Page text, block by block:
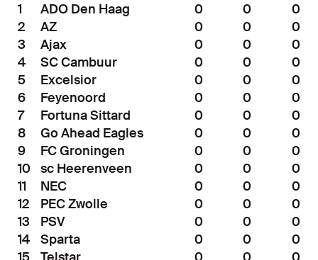
1
ADO Den Haag 0 0
0
2
AZ 0 0
0
3
Ajax 0 0
0
4
SC Cambuur 0 0
0
5
Excelsior 0 0
0
6
Feyenoord 0 0
0
7
Fortuna Sittard 0 0
0
8
Go Ahead Eagles 0 0
0
9
FC Groningen 0 0
0
10
sc Heerenveen 0 0
0
11
NEC 0 0
0
12
PEC Zwolle 0 0
0
13
PSV 0 0
0
14
Sparta 0 0
0